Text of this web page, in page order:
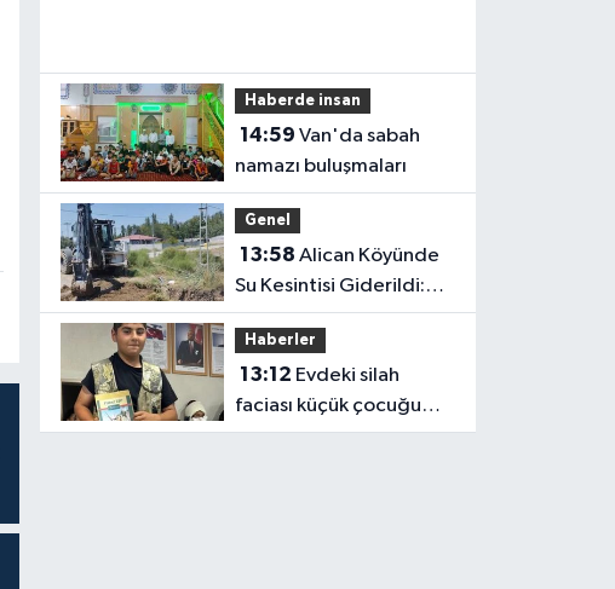
Haberde insan
14:59
namazı buluşmaları
Genel
13:58
Su Kesintisi Giderildi:
Ekipler Anında
Müdahale Etti
Haberler
13:12
faciası küçük çocuğu
hayattan kopardı